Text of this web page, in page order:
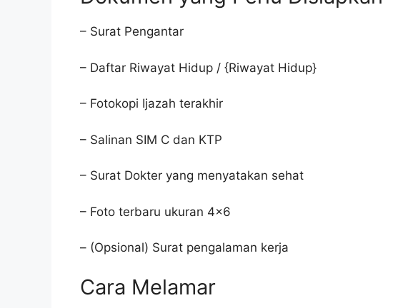
– Surat Pengantar
– Daftar Riwayat Hidup / {Riwayat Hidup}
– Fotokopi Ijazah terakhir
– Salinan SIM C dan KTP
– Surat Dokter yang menyatakan sehat
– Foto terbaru ukuran 4×6
– (Opsional) Surat pengalaman kerja
Cara Melamar